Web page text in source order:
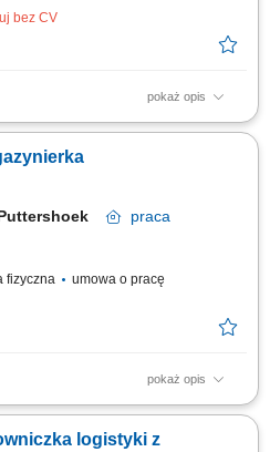
bez CV
pokaż opis
logistycznych związanych z
i rozładunek transportów
kontrola jakości i prawidłowego
Puttershoek
praca
fizyczna
umowa o pracę
pokaż opis
za pomocą skanera;
Rozładunek, kontrola i
logistyki z